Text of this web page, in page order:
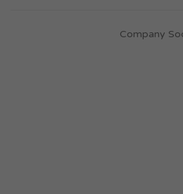
Company